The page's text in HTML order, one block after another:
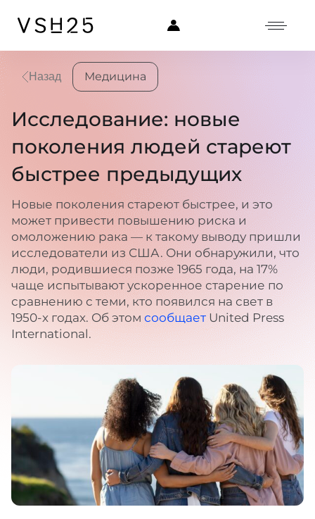
Назад Медицина
Исследование: новые
поколения людей стареют
быстрее предыдущих
Новые поколения стареют быстрее, и это
может привести повышению риска и
омоложению рака — к такому выводу пришли
исследователи из США. Они обнаружили, что
люди, родившиеся позже 1965 года, на 17%
чаще испытывают ускоренное старение по
сравнению с теми, кто появился на свет в
1950-х годах. Об этом сообщает United Press
International.